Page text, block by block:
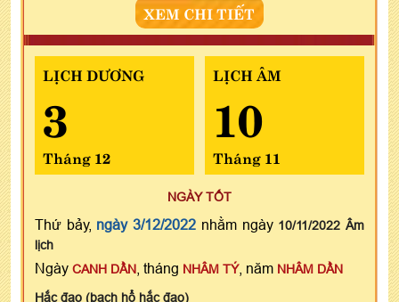
XEM CHI TIẾT
LỊCH DƯƠNG
3
Tháng 12
LỊCH ÂM
10
Tháng 11
NGÀY TỐT
Thứ bảy, ngày 3/12/2022 nhằm ngày 10/11/2022 Âm
lịch
Ngày CANH DẦN , tháng NHÂM TÝ, năm NHÂM DẦN
Hắc đạo (bạch hổ hắc đạo)